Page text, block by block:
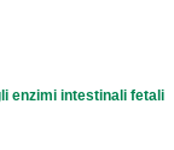
enzimi intestinali fetali